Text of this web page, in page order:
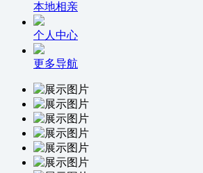
本地相亲
个人中心
更多导航